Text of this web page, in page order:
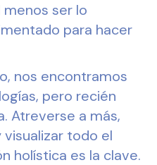
ser lo
para hacer
nos encontramos
pero recién
Atreverse a más,
todo el
holística es la clave.